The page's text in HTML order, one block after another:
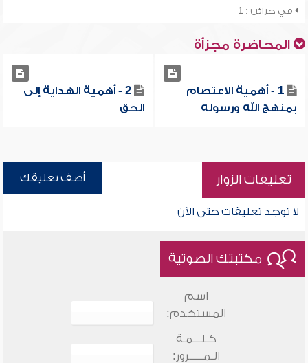
في خزائن : 1
المحاضرة مجزأة
1 - أهمية الاعتصام
بمنهج الله ورسوله
2 - أهمية الهداية إلى
الحق
تعليقات الزوار أضف تعليقك
لا توجد تعليقات حتى الآن
مكتبتك الصوتية
اسم
المستخدم:
كـلـــمـة
الـمـــــرور: